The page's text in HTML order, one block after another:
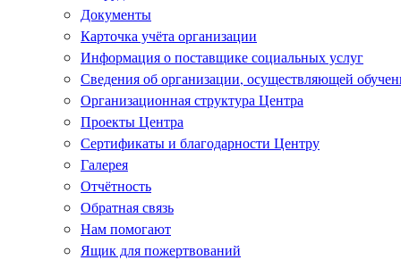
Документы
Карточка учёта организации
Информация о поставщике социальных услуг
Сведения об организации, осуществляющей
Организационная структура Центра
Проекты Центра
Сертификаты и благодарности Центру
Галерея
Отчётность
Обратная связь
Нам помогают
Ящик для пожертвований